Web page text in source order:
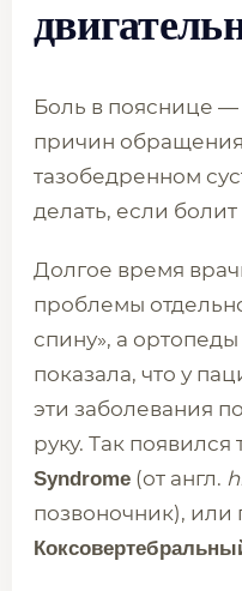
Боль в пояснице —
причин обращения
тазобедренном
делать, если болит
Долгое время
проблемы
спину», а
показала, что у
эти заболевания
руку. Так появился
Syndrome (от англ.
позвоночник),